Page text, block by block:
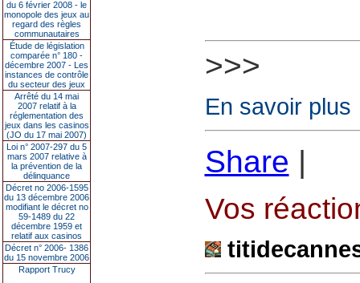
du 6 février 2008 - le
monopole des jeux au
regard des règles
communautaires
Étude de législation
comparée n° 180 -
décembre 2007 - Les
instances de contrôle
du secteur des jeux
Arrêté du 14 mai
2007 relatif à la
réglementation des
jeux dans les casinos
(JO du 17 mai 2007)
Loi n° 2007-297 du 5
mars 2007 relative à
la prévention de la
délinquance
Décret no 2006-1595
du 13 décembre 2006
modifiant le décret no
59-1489 du 22
décembre 1959 et
relatif aux casinos
Décret n° 2006- 1386
du 15 novembre 2006
Rapport Trucy
>>>
En savoir plus
Share |
Vos